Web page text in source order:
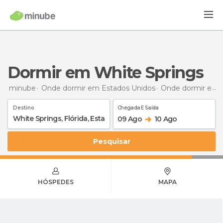
Dormir em White Springs
minube Onde dormir em Estados Unidos Onde dormir em Flórida
Destino Chegada E Saída
09 Ago 10 Ago
Pesquisar
HÓSPEDES MAPA